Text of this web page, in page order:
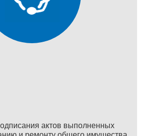
актов выполненных